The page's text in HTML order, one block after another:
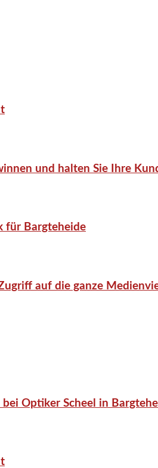
und halten Sie Ihre
für Bargteheide
auf die ganze
Optiker Scheel in